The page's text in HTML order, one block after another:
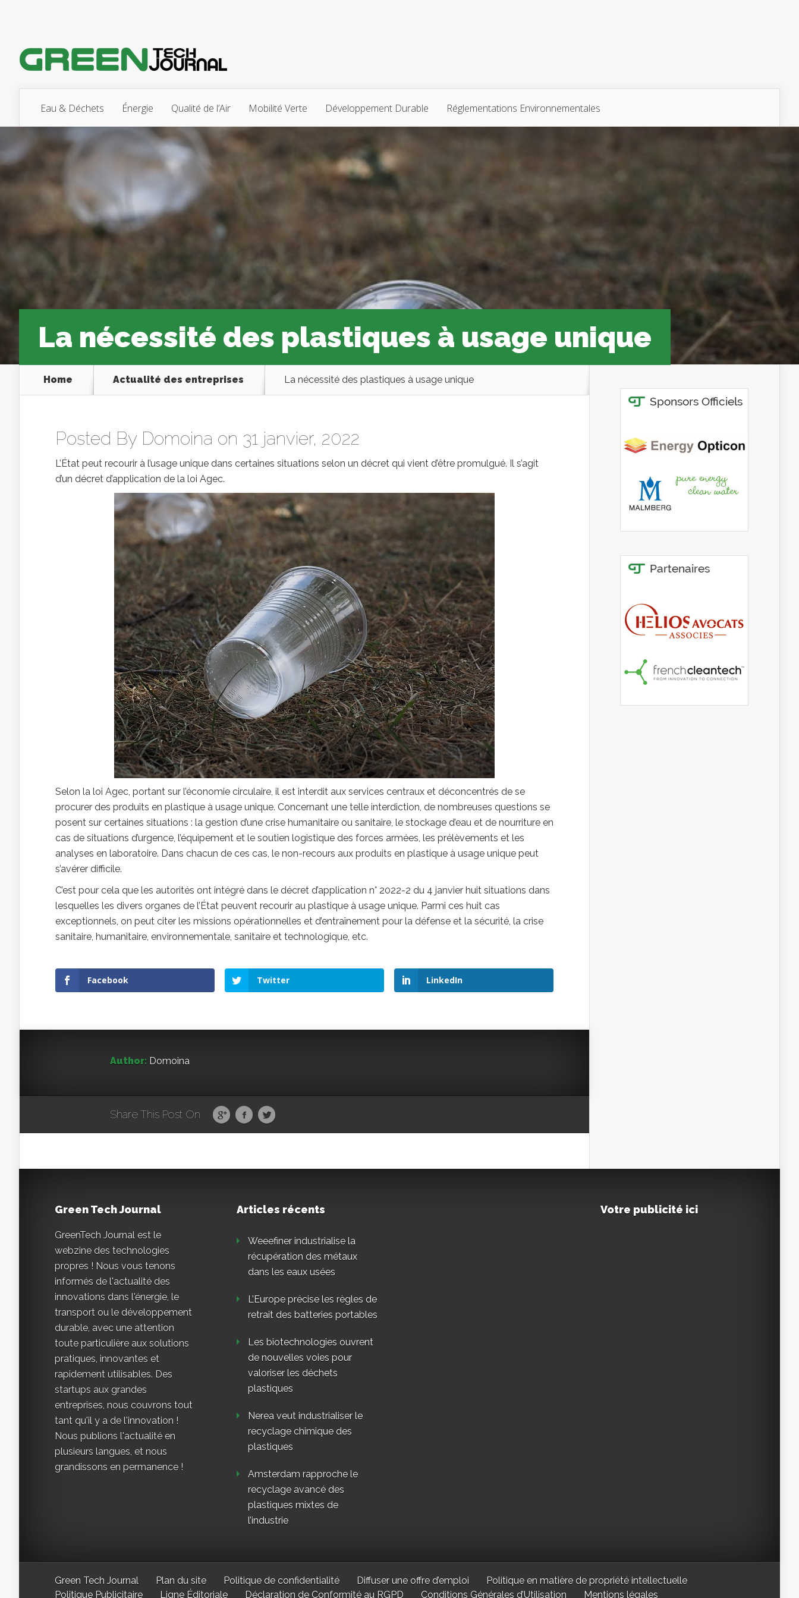
Eau & Déchets Énergie Qualité de l’Air Mobilité Verte Développement Durable Réglementations Environnementales
La nécessité des plastiques à usage unique
Home Actualité des entreprises La nécessité des plastiques à usage unique
Posted By Domoina on 31 janvier, 2022
L’État peut recourir à l’usage unique dans certaines situations selon un décret qui vient d’être promulgué. Il s’agit
d’un décret d’application de la loi Agec.
Selon la loi Agec, portant sur l’économie circulaire, il est interdit aux services centraux et déconcentrés de se
procurer des produits en plastique à usage unique. Concernant une telle interdiction, de nombreuses questions se
posent sur certaines situations : la gestion d’une crise humanitaire ou sanitaire, le stockage d’eau et de nourriture en
cas de situations d’urgence, l’équipement et le soutien logistique des forces armées, les prélèvements et les
analyses en laboratoire. Dans chacun de ces cas, le non-recours aux produits en plastique à usage unique peut
s’avérer difficile.
C’est pour cela que les autorités ont intégré dans le décret d’application n° 2022-2 du 4 janvier huit situations dans
lesquelles les divers organes de l’État peuvent recourir au plastique à usage unique. Parmi ces huit cas
exceptionnels, on peut citer les missions opérationnelles et d’entraînement pour la défense et la sécurité, la crise
sanitaire, humanitaire, environnementale, sanitaire et technologique, etc.
Facebook Twitter LinkedIn
Author: Domoina
Share This Post On
Green Tech Journal
GreenTech Journal est le
webzine des technologies
propres ! Nous vous tenons
informés de l'actualité des
innovations dans l'énergie, le
transport ou le développement
durable, avec une attention
toute particulière aux solutions
pratiques, innovantes et
rapidement utilisables. Des
startups aux grandes
entreprises, nous couvrons tout
tant qu'il y a de l'innovation !
Nous publions l'actualité en
plusieurs langues, et nous
grandissons en permanence !
Articles récents
Weeefiner industrialise la
récupération des métaux
dans les eaux usées
L’Europe précise les règles de
retrait des batteries portables
Les biotechnologies ouvrent
de nouvelles voies pour
valoriser les déchets
plastiques
Nerea veut industrialiser le
recyclage chimique des
plastiques
Amsterdam rapproche le
recyclage avancé des
plastiques mixtes de
l’industrie
Votre publicité ici
Green Tech Journal Plan du site Politique de confidentialité Diffuser une offre d’emploi
Politique en matière de propriété intellectuelle
Politique Publicitaire
Ligne Éditoriale Déclaration de Conformité au RGPD Conditions Générales d’Utilisation Mentions légales